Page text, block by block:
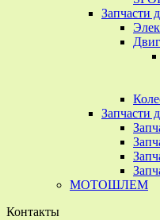
Запчасти
МОТОШЛЕМ
Контакты